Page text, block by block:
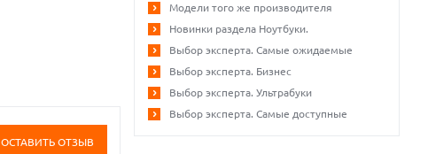
ОСТАВИТЬ ОТЗЫВ
Модели того же производителя
Новинки раздела Ноутбуки.
Выбор эксперта. Самые ожидаемые
Выбор эксперта. Бизнес
Выбор эксперта. Ультрабуки
Выбор эксперта. Самые доступные